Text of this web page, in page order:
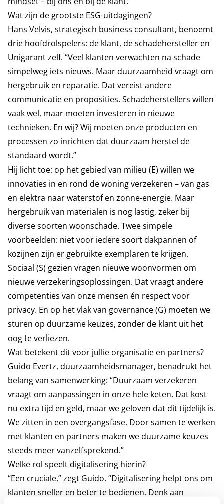
Wat zijn de grootste ESG-uitdagingen?
Hans Velvis, strategisch business consultant, benoemt
drie hoofdrolspelers: de klant, de schadehersteller en
Unigarant zelf. “Veel klanten verwachten na schade
simpelweg iets nieuws. Maar duurzaamheid vraagt om
hergebruik en reparatie. Dat vereist andere
communicatie en proposities. Schadeherstellers willen
vaak wel, maar moeten investeren in nieuwe
technieken. En wij? Wij moeten onze producten en
processen zo inrichten dat duurzaam herstel de
standaard wordt.”
Hij licht toe: op het gebied van milieu (E) willen we
innovaties in en rond de woning verzekeren – van gas
en elektra naar waterstof en zonne-energie. Maar
hergebruik van materialen is nog lastig, zeker bij
diverse soorten woonschade. Twee simpele
voorbeelden: niet voor iedere soort dakpannen of
kozijnen zijn er gebruikte exemplaren te krijgen.
Sociaal (S) gezien vragen nieuwe woonvormen om
nieuwe verzekeringsoplossingen. Dat vraagt andere
competenties van onze mensen én respect voor
privacy. En op het vlak van governance (G) moeten we
sturen op duurzame keuzes, zonder de klant uit het
oog te verliezen.
Wat betekent dit voor jullie organisatie en partners?
Guido Evertz, duurzaamheidsmanager, benadrukt het
belang van samenwerking: “Duurzaam verzekeren
vraagt om aanpassingen in onze hele keten. Dat kost
nu extra tijd en geld, maar we geloven dat dit tijdelijk is.
We zitten in een overgangsfase. Door samen te werken
met klanten en partners maken we duurzame keuzes
steeds meer vanzelfsprekend.”
Welke rol speelt digitalisering hierin?
“Een cruciale,” zegt Guido. “Digitalisering helpt ons om
klanten sneller en beter te bedienen. Denk aan